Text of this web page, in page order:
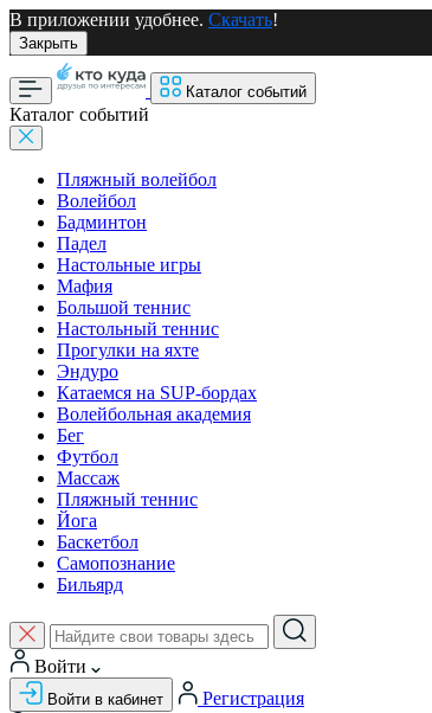
В приложении удобнее. Скачать!
Закрыть
Каталог событий
Каталог событий
Пляжный волейбол
Волейбол
Бадминтон
Падел
Настольные игры
Мафия
Большой теннис
Настольный теннис
Прогулки на яхте
Эндуро
Катаемся на SUP-бордах
Волейбольная академия
Бег
Футбол
Массаж
Пляжный теннис
Йога
Баскетбол
Самопознание
Бильярд
Войти
Войти в кабинет
Регистрация